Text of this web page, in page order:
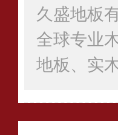
久盛地板
全球专业
地板、实